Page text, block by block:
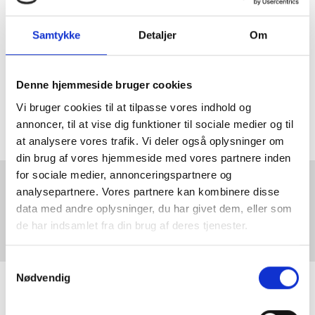
Samtykke Detaljer Om
Denne hjemmeside bruger cookies
Vi bruger cookies til at tilpasse vores indhold og
annoncer, til at vise dig funktioner til sociale medier og til
at analysere vores trafik. Vi deler også oplysninger om
din brug af vores hjemmeside med vores partnere inden
for sociale medier, annonceringspartnere og
analysepartnere. Vores partnere kan kombinere disse
data med andre oplysninger, du har givet dem, eller som
de har indsamlet fra din brug af deres tjenester.
Nødvendig
160-170°C. Husk at tage hensyn til damp og
blæsehastighed. (Forslag: 3 tryk med dampknappen ved
Bagetid:Ca. 12 min. (skal være svampet indeni).
Juster bagetiden efter dejvægten.
Læs mere om Juelsminde Rugbrødher
Du skal acceptere marketing cookies for at se dette indhold.
Klik
for at ændre dine cookie indstillinger.